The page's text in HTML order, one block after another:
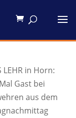
LEHR in Horn:
Gast bei
aus dem